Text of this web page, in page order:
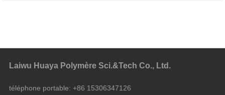
Laiwu Huaya Polymère Sci.&Tech Co., Ltd.
téléphone portable: +86 15306347126